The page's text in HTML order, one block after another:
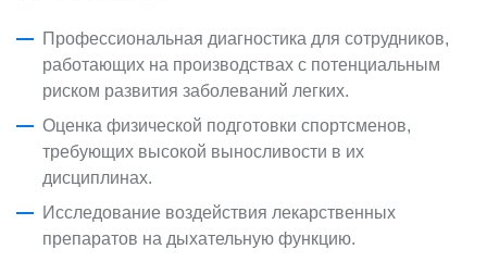
Профессиональная диагностика для сотрудников,
работающих на производствах с потенциальным
риском развития заболеваний легких.
Оценка физической подготовки спортсменов,
требующих высокой выносливости в их
дисциплинах.
Исследование воздействия лекарственных
препаратов на дыхательную функцию.